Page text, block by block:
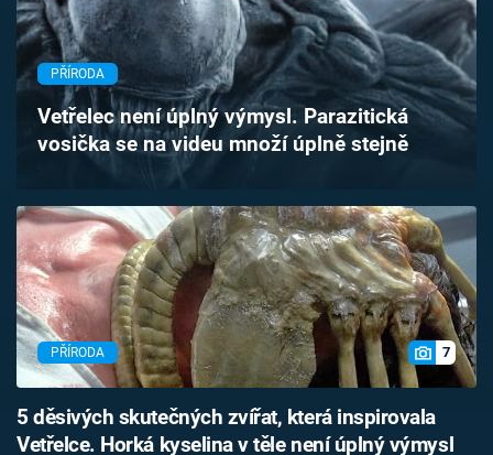
Časopis
Sledujte prima+
Sledujte nás
PŘÍRODA
Vetřelec není úplný výmysl. Parazitická
vosička se na videu množí úplně stejně
PŘÍRODA 7
5 děsivých skutečných zvířat, která inspirovala
Vetřelce. Horká kyselina v těle není úplný výmysl